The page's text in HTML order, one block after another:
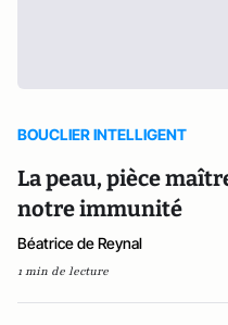
BOUCLIER INTELLIGENT
La peau, pièce
notre immunité
Béatrice de Reynal
1 min de lecture